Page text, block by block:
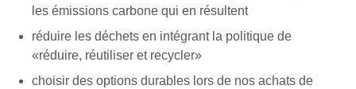
les émissions carbone qui en résultent
réduire les déchets en intégrant la politique de
«réduire, réutiliser et recycler»
choisir des options durables lors de nos achats de